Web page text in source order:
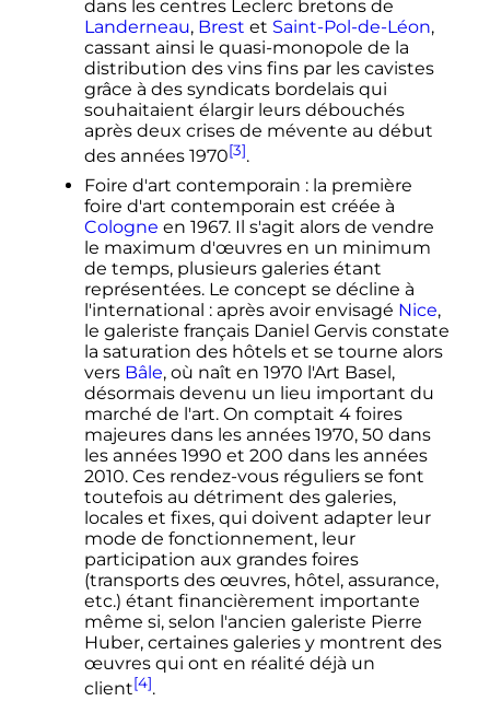
dans les centres Leclerc bretons de
Landerneau, Brest et Saint-Pol-de-Léon,
cassant ainsi le quasi-monopole de la
distribution des vins fins par les cavistes
grâce à des syndicats bordelais qui
souhaitaient élargir leurs débouchés
après deux crises de mévente au début
des années 1970[3].
Foire d'art contemporain : la première
foire d'art contemporain est créée à
Cologne en 1967. Il s'agit alors de vendre
le maximum d'œuvres en un minimum
de temps, plusieurs galeries étant
représentées. Le concept se décline à
l'international : après avoir envisagé Nice,
le galeriste français Daniel Gervis constate
la saturation des hôtels et se tourne alors
vers Bâle, où naît en 1970 l'Art Basel,
désormais devenu un lieu important du
marché de l'art. On comptait 4 foires
majeures dans les années 1970, 50 dans
les années 1990 et 200 dans les années
2010. Ces rendez-vous réguliers se font
toutefois au détriment des galeries,
locales et fixes, qui doivent adapter leur
mode de fonctionnement, leur
participation aux grandes foires
(transports des œuvres, hôtel, assurance,
etc.) étant financièrement importante
même si, selon l'ancien galeriste Pierre
Huber, certaines galeries y montrent des
œuvres qui ont en réalité déjà un
client[4].